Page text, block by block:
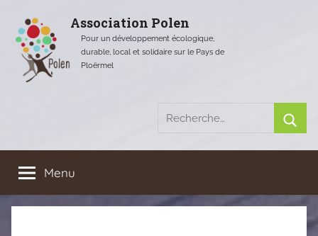
contenu
Association Polen
Pour un développement écologique,
durable, local et solidaire sur le Pays de
Ploërmel
Recherche
:
Menu